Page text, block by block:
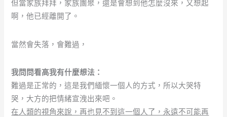
但當家族拜拜，家族團聚，還是會想到他怎麼沒來，又想起
啊，他已經離開了。
當然會失落，會難過，
我問問看高我有什麼想法：
難過是正常的，這是我們緬懷一個人的方式，所以大哭特
哭，大方的把情緒宣洩出來吧。
在人類的視角來說，再也見不到這一個人了，永遠不可能再